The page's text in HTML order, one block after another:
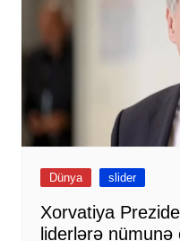
Dünya slider
Xorvatiya
liderlərə nümunə